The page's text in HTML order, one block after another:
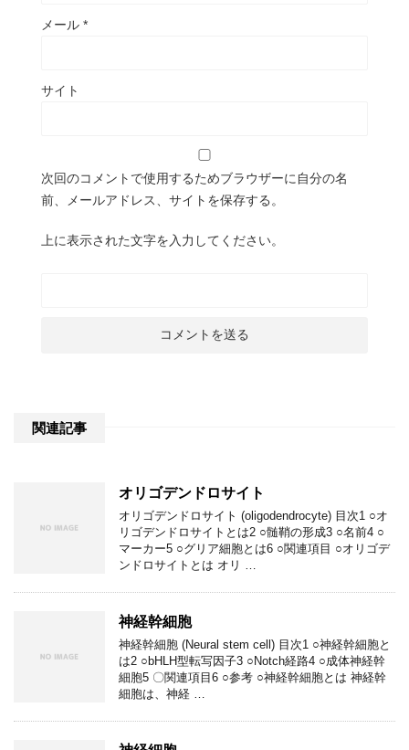
メール *
サイト
次回のコメントで使用するためブラウザーに自分の名
前、メールアドレス、サイトを保存する。
上に表示された文字を入力してください。
関連記事
オリゴデンドロサイト
オリゴデンドロサイト (oligodendrocyte) 目次1 ○オ
リゴデンドロサイトとは2 ○髄鞘の形成3 ○名前4 ○
マーカー5 ○グリア細胞とは6 ○関連項目 ○オリゴデ
ンドロサイトとは オリ …
神経幹細胞
神経幹細胞 (Neural stem cell) 目次1 ○神経幹細胞と
は2 ○bHLH型転写因子3 ○Notch経路4 ○成体神経幹
細胞5 〇関連項目6 ○参考 ○神経幹細胞とは 神経幹
細胞は、神経 …